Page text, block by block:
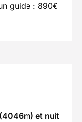
guide : 890€
et nuit